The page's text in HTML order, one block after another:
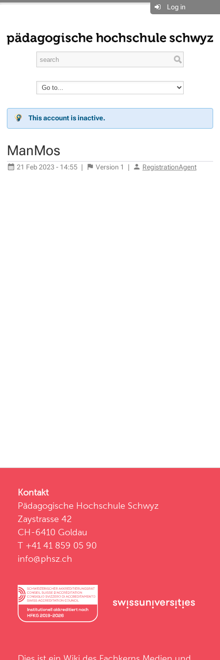
Log in
This account is inactive.
ManMos
21 Feb 2023 - 14:55 | Version 1 | RegistrationAgent
Kontakt
Pädagogische Hochschule Schwyz
Zaystrasse 42
CH-6410 Goldau
T +41 41 859 05 90
info@phsz.ch